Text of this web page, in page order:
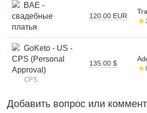
BAE -
свадебные
платья
120.00 EUR
GoKeto - US -
CPS (Personal
Approval)
CPS
135.00 $
Добавить вопрос или